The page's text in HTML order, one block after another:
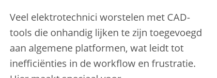
Veel elektrotechnici worstelen met CAD-
tools die onhandig lijken te zijn toegevoegd
aan algemene platformen, wat leidt tot
inefficiënties in de workflow en frustratie.